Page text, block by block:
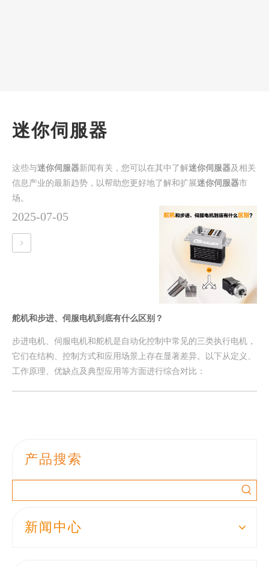
迷你伺服器
这些与迷你伺服器新闻有关，您可以在其中了解迷你伺服器及相关
信息产业的最新趋势，以帮助您更好地了解和扩展迷你伺服器市
场。
2025-07-05
舵机和步进、伺服电机到底有什么区别？
步进电机、伺服电机和舵机是自动化控制中常见的三类执行电机，
它们在结构、控制方式和应用场景上存在显著差异。以下从定义、
工作原理、优缺点及典型应用等方面进行综合对比：
产品搜索
新闻中心